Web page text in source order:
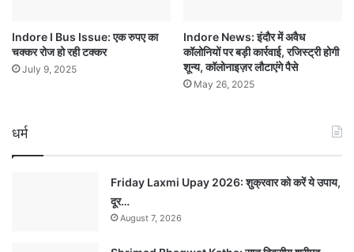
Indore I Bus Issue: एक रुपए का
चक्कर रोज हो रही टक्कर
July 9, 2025
Indore News: इंदौर में अवैध
कॉलोनियों पर बड़ी कार्रवाई, रजिस्ट्री होगी
शून्य, कॉलोनाइज़र लौटाएंगे पैसे
May 26, 2025
धर्म
Friday Laxmi Upay 2026: शुक्रवार को करें ये उपाय,
दूर…
August 7, 2026